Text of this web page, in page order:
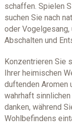
schaffen. Spielen
suchen Sie nach
oder Vogelgesang,
Abschalten und
Konzentrieren Sie
Ihrer heimischen
duftenden Aromen
wahrhaft
danken, während
Wohlbefindens